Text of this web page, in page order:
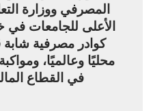
المصرفي ووزارة
الأعلى للجامعات
كوادر مصرفية شابة
محليًا وعالميًا،
في القطاع